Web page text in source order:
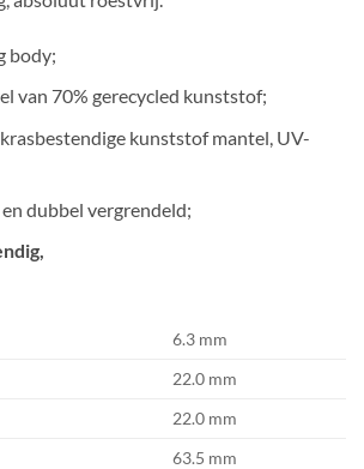
body;
van 70% gerecycled kunststof;
krasbestendige kunststof mantel, UV-
en dubbel vergrendeld;
6.3 mm
22.0 mm
22.0 mm
63.5 mm